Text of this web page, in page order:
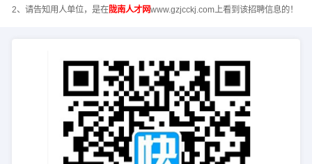
2、请告知用人单位，是在陇南人才网www.gzjcckj.com上看到该招聘信息的！